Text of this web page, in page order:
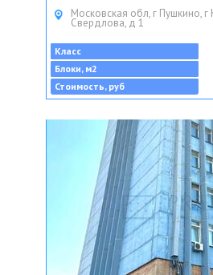
Московская обл, г Пушкино, г
Свердлова, д 1
Класс
Блоки, м2
Стоимость, руб